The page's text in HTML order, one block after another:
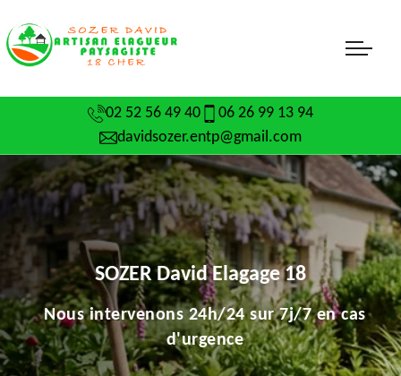
02 52 56 49 40
06 26 99 13 94
davidsozer.entp@gmail.com
SOZER David Elagage 18
Nous intervenons 24h/24 sur 7j/7 en cas
d'urgence